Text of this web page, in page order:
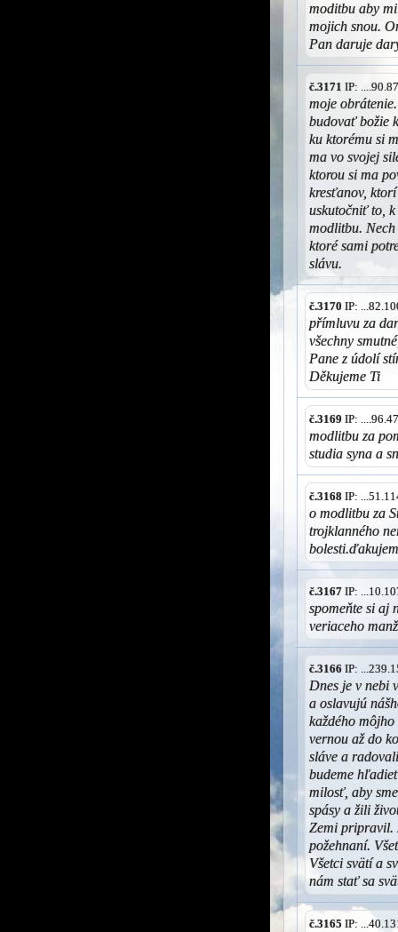
moditbu aby
mojich snou.
Pan daruje
č.3171 IP:
moje
budovať božie
ku ktorému si
ma vo svojej
ktorou si ma
kresťanov,
uskutočniť to,
modlitbu.
ktoré sami
slávu.
č.3170 IP:
přímluvu za
všechny
Pane z údolí
Děkujeme Ti
č.3169 IP:
modlitbu za
studia syna a
č.3168 IP:
o modlitbu za
trojklanného
č.3167 IP:
spomeňte si aj
veriaceho
č.3166 IP:
Dnes je v nebi
a oslavujú
každého
vernou až do
sláve a
budeme
milosť, aby
spásy a žili
Zemi pripravil.
požehnaní.
Všetci svätí a
nám stať sa
č.3165 IP: